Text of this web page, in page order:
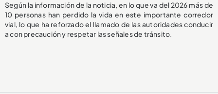
Según la información de la noticia, en lo que va del 2026 más de
10 personas han perdido la vida en este importante corredor
vial, lo que ha reforzado el llamado de las autoridades conducir
a con precaución y respetar las señales de tránsito.